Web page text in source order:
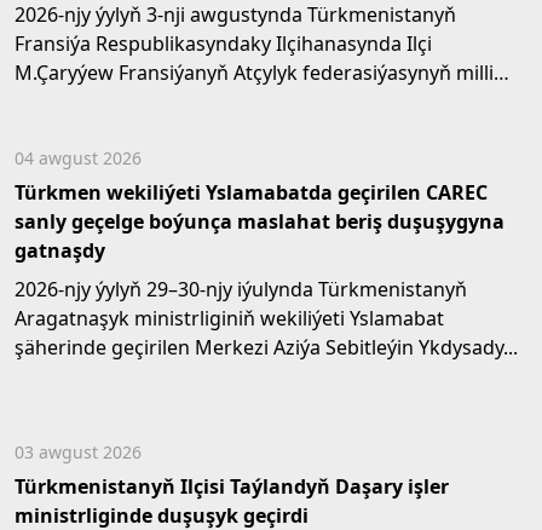
2026-njy ýylyň 3-nji awgustynda Türkmenistanyň
Fransiýa Respublikasyndaky Ilçihanasynda Ilçi
M.Çaryýew Fransiýanyň Atçylyk federasiýasynyň milli
04 awgust 2026
Türkmen wekiliýeti Yslamabatda geçirilen CAREC
sanly geçelge boýunça maslahat beriş duşuşygyna
gatnaşdy
2026-njy ýylyň 29–30-njy iýulynda Türkmenistanyň
Aragatnaşyk ministrliginiň wekiliýeti Yslamabat
şäherinde geçirilen Merkezi Aziýa Sebitleýin Ykdysady...
03 awgust 2026
Türkmenistanyň Ilçisi Taýlandyň Daşary işler
ministrliginde duşuşyk geçirdi